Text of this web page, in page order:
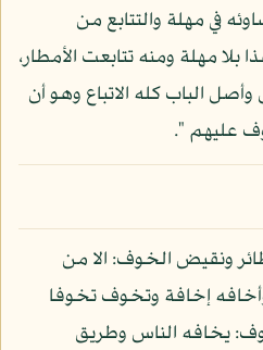
في مهلة والتتابع من
بلا مهلة ومنه تتابعت الأمطار،
وأصل الباب كله الاتباع وهو أن
عليهم ".
ونقيض الخوف: الا من
إخافة وتخوف تخوفا
يخافه الناس وطريق